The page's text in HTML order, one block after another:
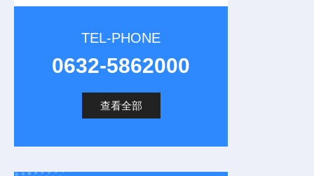
TEL-PHONE
0632-5862000
查看全部